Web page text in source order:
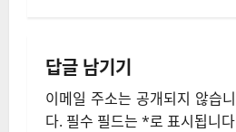
이
션
답글 남기기
이메일 주소는 공개되지 않습니
다. 필수 필드는 *로 표시됩니다